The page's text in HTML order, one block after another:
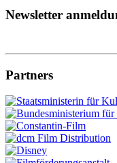
Newsletter
Partners